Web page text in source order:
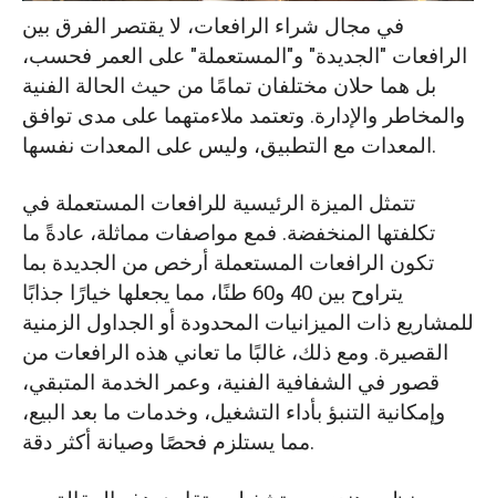
الصيانة والدعم: الخدمة، قطع الغيار، والدعم
ملخص الاختيار: كيفية اتخاذ القرار الصحيح
في مجال شراء الرافعات، لا يقتصر الفرق بين
الرافعات "الجديدة" و"المستعملة" على العمر فحسب،
بل هما حلان مختلفان تمامًا من حيث الحالة الفنية
والمخاطر والإدارة. وتعتمد ملاءمتهما على مدى توافق
المعدات مع التطبيق، وليس على المعدات نفسها.
تتمثل الميزة الرئيسية للرافعات المستعملة في
تكلفتها المنخفضة. فمع مواصفات مماثلة، عادةً ما
تكون الرافعات المستعملة أرخص من الجديدة بما
يتراوح بين 40 و60 طنًا، مما يجعلها خيارًا جذابًا
للمشاريع ذات الميزانيات المحدودة أو الجداول الزمنية
القصيرة. ومع ذلك، غالبًا ما تعاني هذه الرافعات من
قصور في الشفافية الفنية، وعمر الخدمة المتبقي،
وإمكانية التنبؤ بأداء التشغيل، وخدمات ما بعد البيع،
مما يستلزم فحصًا وصيانة أكثر دقة.